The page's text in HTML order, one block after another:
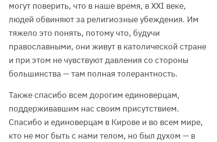
могут поверить, что в наше время, в XXI веке,
людей обвиняют за религиозные убеждения. Им
тяжело это понять, потому что, будучи
православными, они живут в католической стране
и при этом не чувствуют давления со стороны
большинства — там полная толерантность.
Также спасибо всем дорогим единоверцам,
поддерживавшим нас своим присутствием.
Спасибо и единоверцам в Кирове и во всем мире,
кто не мог быть с нами телом, но был духом — в